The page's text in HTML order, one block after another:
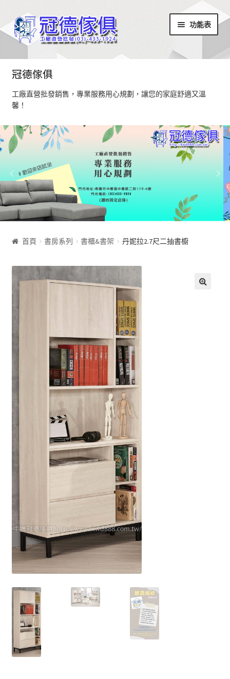
略
過
導
覽
跳
至
內
容
功能表
首頁
家具商品
超值商品區
小椅凳/長方凳系列
居家飾品
沙發床
茶几
雙面櫃
鞋櫃
電視櫃&長櫃
餐廰系列
餐桌&餐椅
臥室系列
雙人床＆單人床
衣櫃&衣櫥
床墊&彈簧床
雙層床&子母床
冠德傢俱
工廠直營批發銷售，專業服務用心規劃，讓您的家庭舒適又溫
馨！
首頁 書房系列 書櫃&書架 丹妮拉2.7尺二抽書櫥